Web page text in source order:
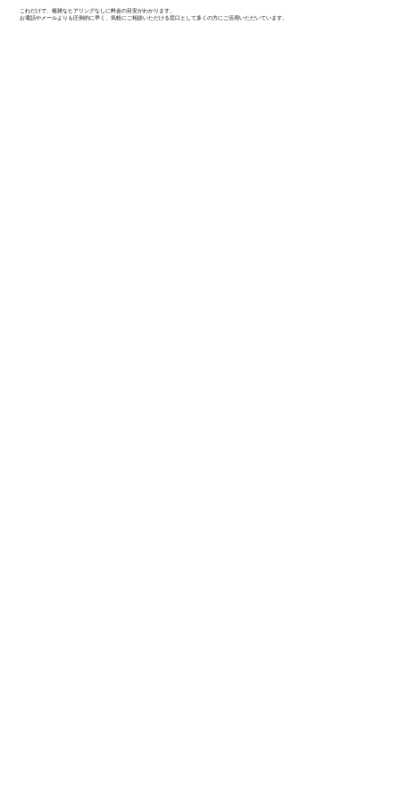
これだけで、複雑なヒアリングなしに料金の目安がわかります。
お電話やメールよりも圧倒的に早く、気軽にご相談いただける窓口として多くの方にご活用いただいています。